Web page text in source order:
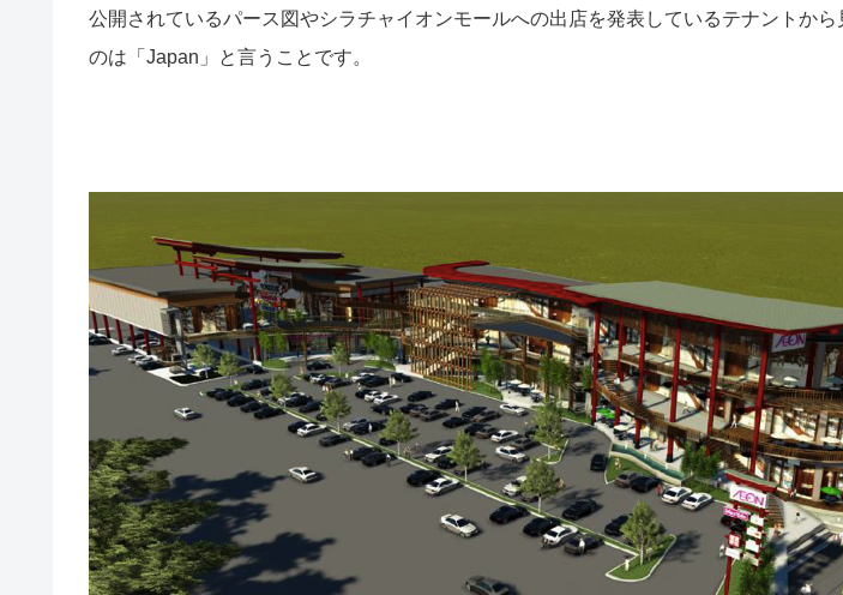
公開されているパース図やシラチャイオンモールへの出店を発表しているテナントか
のは「Japan」と言うことです。